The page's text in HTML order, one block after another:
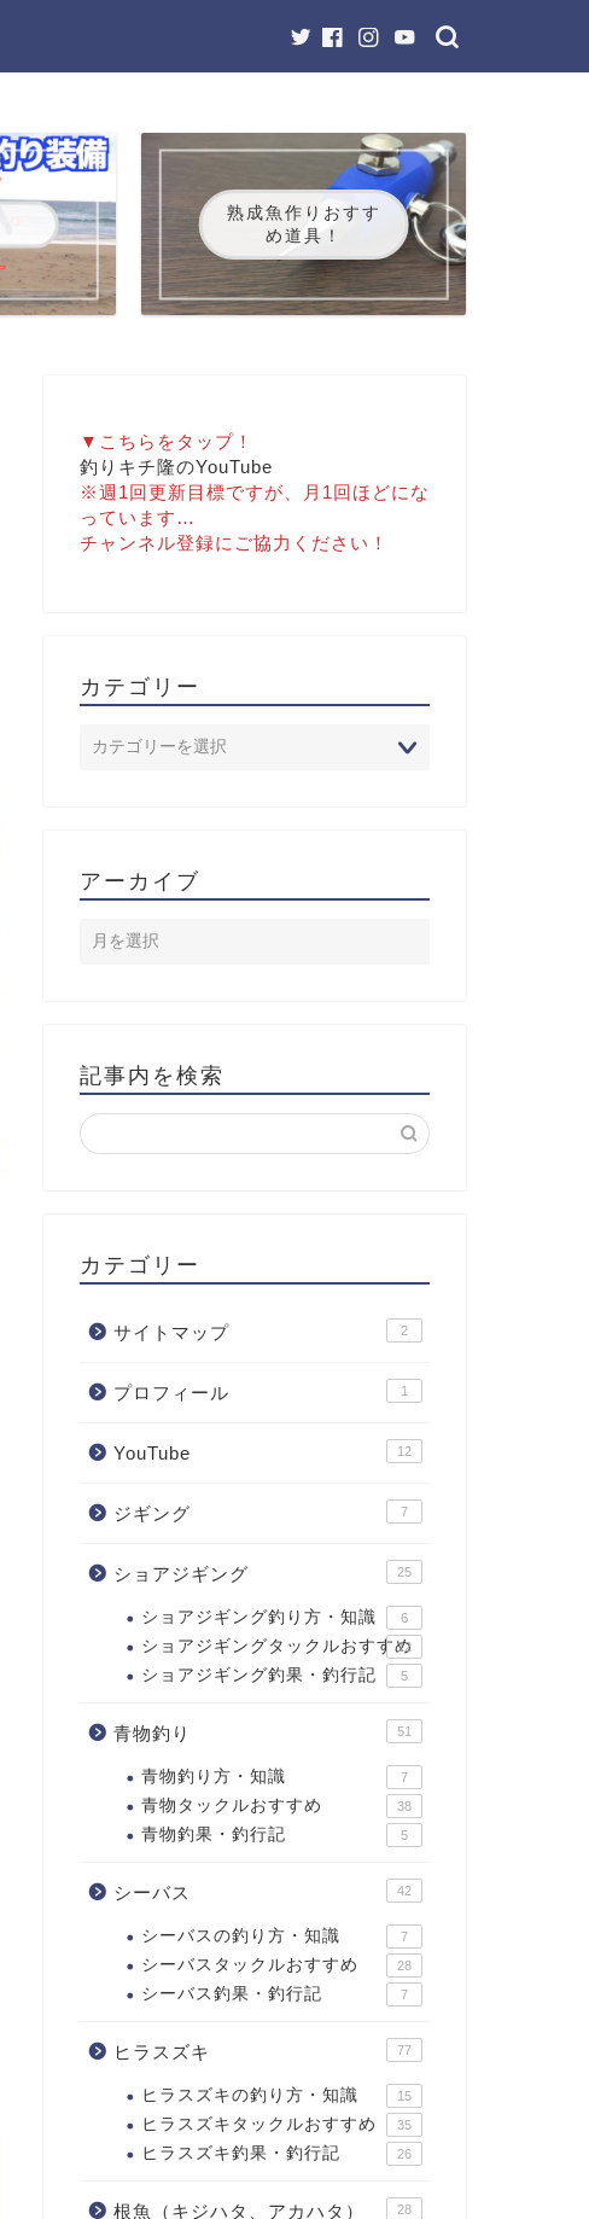
熟成魚作りおすす
め道具！
▼こちらをタップ！
釣りキチ隆のYouTube
※週1回更新目標ですが、月1回ほどにな
っています…
チャンネル登録にご協力ください！
カテゴリー
アーカイブ
記事内を検索
カテゴリー
サイトマップ 2
プロフィール 1
YouTube 12
ジギング 7
ショアジギング 25
ショアジギング釣り方・知識 6
ショアジギングタックルおすすめ
12
ショアジギング釣果・釣行記 5
青物釣り 51
青物釣り方・知識 7
青物タックルおすすめ 38
青物釣果・釣行記 5
シーバス 42
シーバスの釣り方・知識 7
シーバスタックルおすすめ 28
シーバス釣果・釣行記 7
ヒラスズキ 77
ヒラスズキの釣り方・知識 15
ヒラスズキタックルおすすめ 35
ヒラスズキ釣果・釣行記 26
根魚（キジハタ、アカハタ） 28